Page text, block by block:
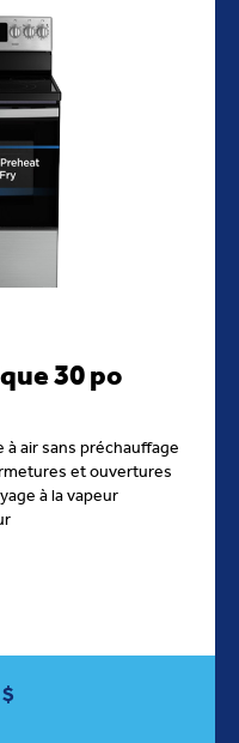
30 po
air sans préchauffage
et ouvertures
à la vapeur